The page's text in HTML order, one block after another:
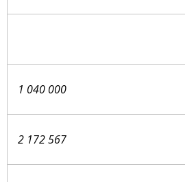
1 040 000
2 172 567